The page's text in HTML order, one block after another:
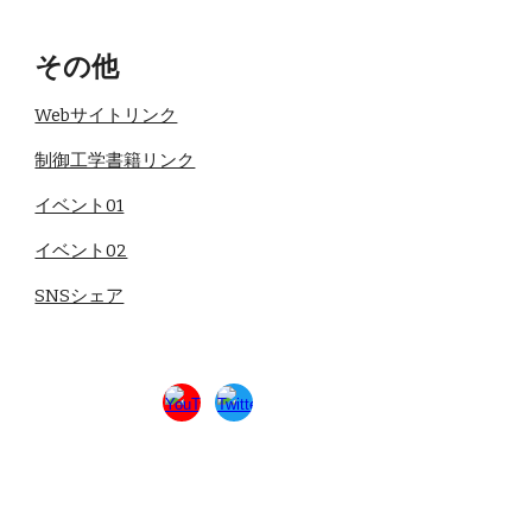
その他
Webサイトリンク
制御工学書籍リンク
イベント01
イベント02
SNSシェア